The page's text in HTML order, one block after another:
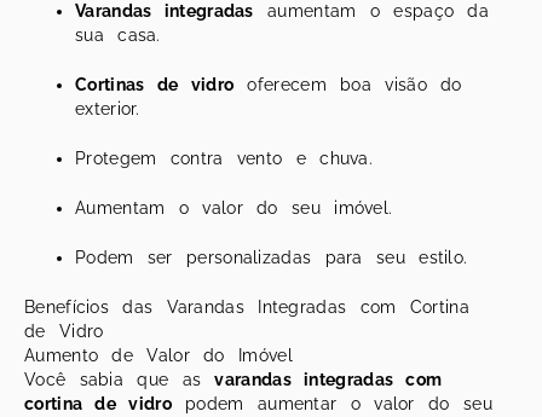
Varandas integradas aumentam o espaço da
sua casa.
Cortinas de vidro oferecem boa visão do
exterior.
Protegem contra vento e chuva.
Aumentam o valor do seu imóvel.
Podem ser personalizadas para seu estilo.
Benefícios das Varandas Integradas com Cortina
de Vidro
Aumento de Valor do Imóvel
Você sabia que asvarandas integradas com
cortina de vidropodem aumentar o valor do seu